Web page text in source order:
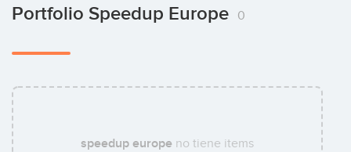
Portfolio Speedup Europe 0
speedup europe no tiene items